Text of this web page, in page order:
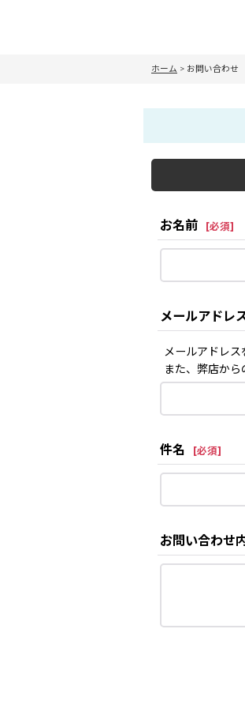
ホーム > お問い合わせ
お名前 [必須]
メールアドレ
メールアドレス
また、弊店か
件名 [必須]
お問い合わせ